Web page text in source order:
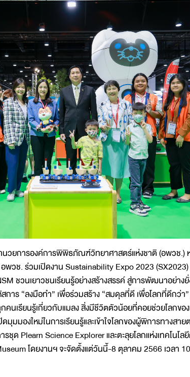
วยการองค์การพิพิธภัณฑ์วิทยาศาสตร์แห่งชาติ (อพวช.)
วช. ร่วมเปิดงาน Sustainability Expo 2023
ชวนเยาวชนเรียนรู้อย่างสร้างสรรค์ สู่การพัฒนาอย่าง
าร “ลงมือทำ” เพื่อร่วมสร้าง “สมดุลที่ดี เพื่อโลกที่ดีกว่า
คนเรียนรู้เกี่ยวกับแมลง สิ่งมีชีวิตตัวน้อยที่คอยช่วยโลกขอ
มองใหม่ในการเรียนรู้และเข้าใจโลกของผู้พิการทางสาย
ชุด Plearn Science Explorer และตะลุยโลกแห่งเทคโนโ
โดยงานฯ จะจัดตั้งแต่วันนี้-8 ตุลาคม 2566 เวลา